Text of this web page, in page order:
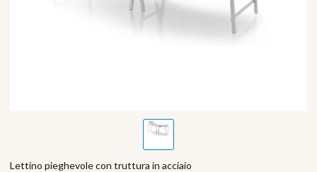
Lettino pieghevole con truttura in acciaio